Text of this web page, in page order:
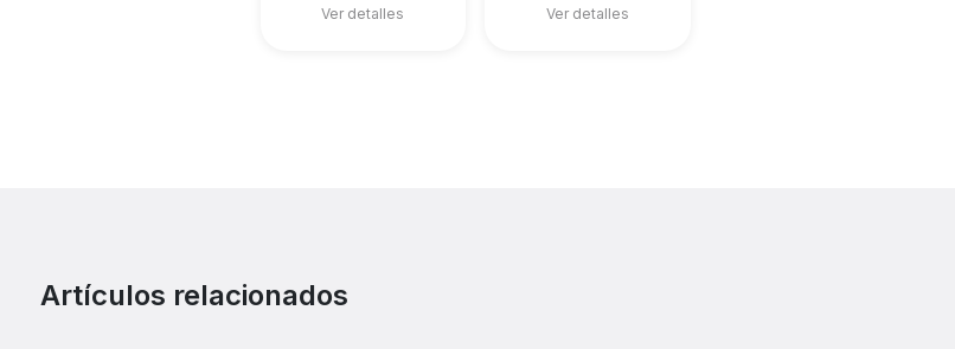
Ver detalles Ver detalles
Artículos relacionados